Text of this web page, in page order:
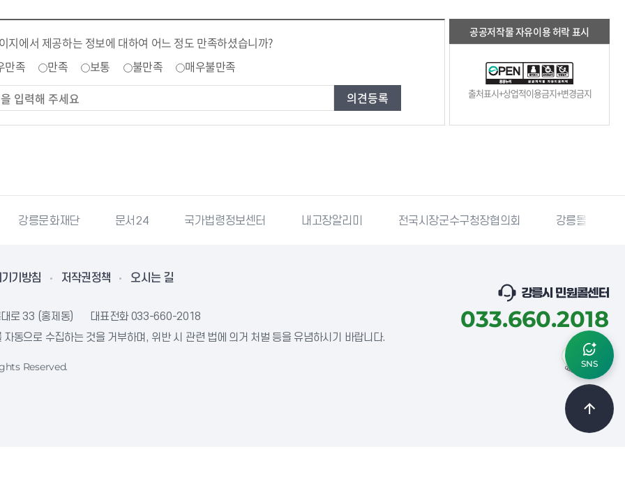
지에서 제공하는 정보에 대하여 어느 정도 만족하셨습니까?
만족
만족 보통 불만족 매우불만족
공공저작물 자유이용 허락 표시
출처표시+상업적이용금지+변경금지
강릉문화재단 문서24 국가법령정보센터 내고장알리미 전국시장군수구청장협의회 강릉몰
기방침 저작권정책 오시는 길
로 33 (홍제동) 대표전화 033-660-2018
동으로 수집하는 것을 거부하며, 위반 시 관련 법에 의거 처벌 등을 유념하시기 바랍니다.
Reserved.
강릉시 민원콜센터
033.660.2018
SNS